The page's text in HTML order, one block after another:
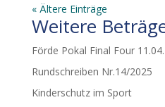
« Ältere Einträge
Weitere
Förde Pokal Final Four
Rundschreiben Nr.14/2025
Kinderschutz im Sport